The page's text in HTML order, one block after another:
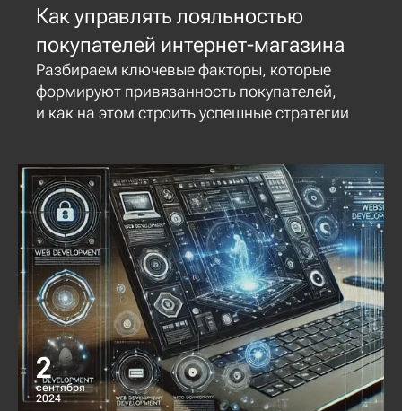
Как управлять лояльностью
покупателей интернет-магазина
Разбираем ключевые факторы, которые
формируют привязанность покупателей,
и как на этом строить успешные стратегии
2
сентября
2024